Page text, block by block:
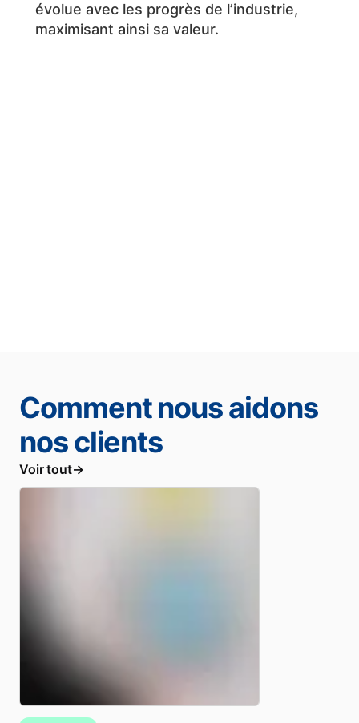
évolue avec les progrès de l’industrie,
maximisant ainsi sa valeur.
Comment nous aidons
nos clients
Voir tout